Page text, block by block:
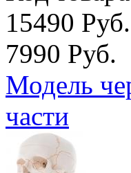
15490 Руб.
7990 Руб.
Модель
части